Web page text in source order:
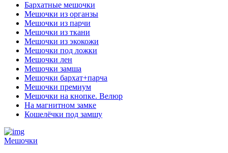
Бархатные мешочки
Мешочки из органзы
Мешочки из парчи
Мешочки из ткани
Мешочки из экокожи
Мешочки под ложки
Мешочки лен
Мешочки замша
Мешочки бархат+парча
Мешочки премиум
Мешочки на кнопке. Велюр
На магнитном замке
Кошелёчки под замшу
Мешочки